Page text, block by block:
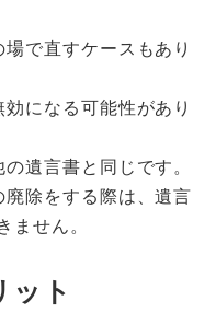
で直すケースもあり
になる可能性があり
遺言書と同じです。
除をする際は、遺言
ません。
ット